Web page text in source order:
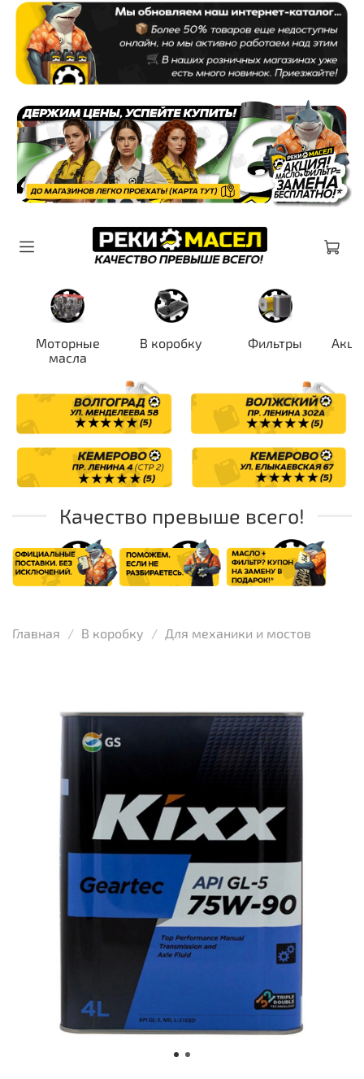
Моторные
масла
В коробку Фильтры
Качество превыше всего!
Главная В коробку Для механики и мостов